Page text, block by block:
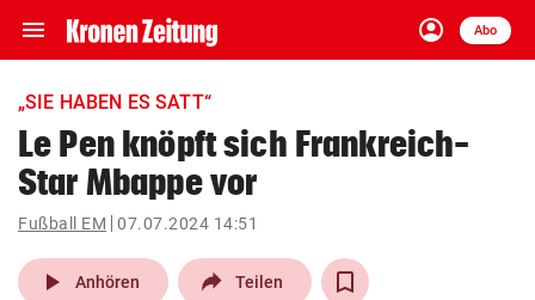
menu Navigation
ein-/ausklappen
account_circle
Anmelden
Abo
close Schließen
account_circle Anmelden
pin_drop
Wien arrow_right
„SIE HABEN ES SATT“
Le Pen knöpft sich Frankreich-
Star Mbappe vor
Fußball EM 07.07.2024 14:51
play_arrow Anhören Teilen